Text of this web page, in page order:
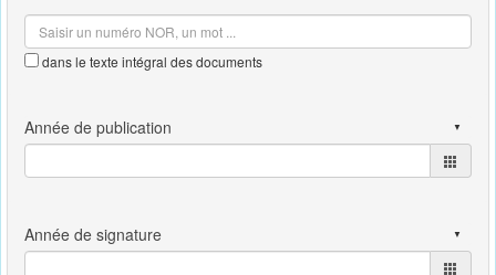
dans le texte intégral des documents